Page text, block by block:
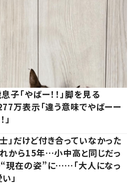
子「やばー！！」脚を見る
万表示「違う意味でやばーー
」
」だけど付き合っていなかった
れから15年…小中高と同じだっ
現在の姿”に……「大人になっ
」